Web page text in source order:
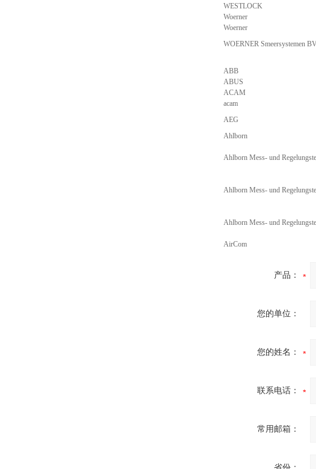
WESTLOCK
Woerner
Woerner
WOERNER Smeersystemen
ABB
ABUS
ACAM
acam
AEG
Ahlborn
Ahlborn Mess- und
Ahlborn Mess- und
Ahlborn Mess- und
AirCom
产品：
您的单位：
您的姓名：
联系电话：
常用邮箱：